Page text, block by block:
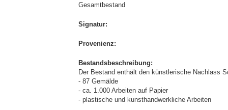
Gesamtbestand
Signatur:
Provenienz:
Bestandsbeschreibung:
Der Bestand enthält den künstlerische Nachlass
- 87 Gemälde
- ca. 1.000 Arbeiten auf Papier
- plastische und kunsthandwerkliche Arbeiten